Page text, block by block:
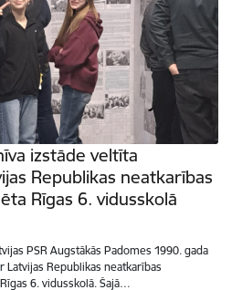
izstāde veltīta
Republikas neatkarības
Rīgas 6. vidusskolā
PSR Augstākās Padomes 1990. gada
Latvijas Republikas neatkarības
6. vidusskolā. Šajā…